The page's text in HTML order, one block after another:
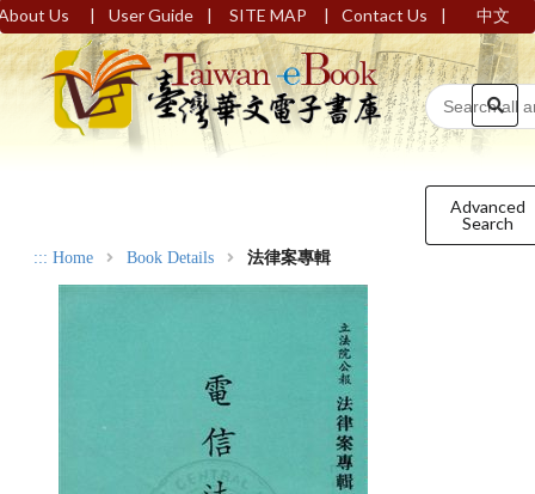
Us | User Guide | SITE MAP | Contact Us | 中文
Advanced
Search
::: Home Book Details 法律案專輯